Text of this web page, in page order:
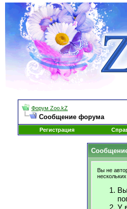
Форум Zoo.kZ
Сообщение форума
Регистрация
Вы не